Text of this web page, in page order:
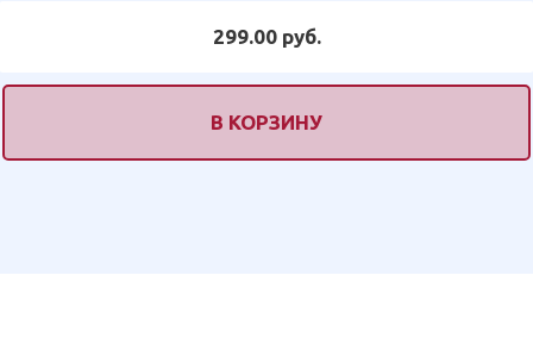
299.00 руб.
В КОРЗИНУ